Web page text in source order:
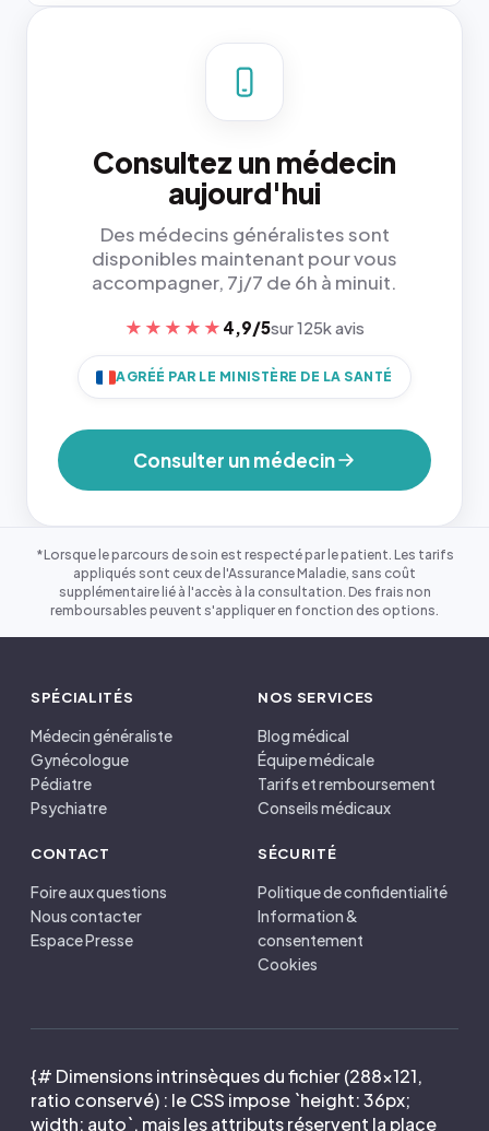
Consultez un médecin
aujourd'hui
Des médecins généralistes sont
disponibles maintenant pour vous
accompagner, 7j/7 de 6h à minuit.
★★★★★ 4,9/5sur 125k avis
AGRÉÉ PAR LE MINISTÈRE DE LA SANTÉ
Consulter un médecin
*Lorsque le parcours de soin est respecté par le patient. Les tarifs
appliqués sont ceux de l'Assurance Maladie, sans coût
supplémentaire lié à l'accès à la consultation. Des frais non
remboursables peuvent s'appliquer en fonction des options.
SPÉCIALITÉS
Médecin généraliste
Gynécologue
Pédiatre
Psychiatre
NOS SERVICES
Blog médical
Équipe médicale
Tarifs et remboursement
Conseils médicaux
CONTACT
Foire aux questions
Nous contacter
Espace Presse
SÉCURITÉ
Politique de confidentialité
Information &
consentement
Cookies
{# Dimensions intrinsèques du fichier (288×121,
ratio conservé) : le CSS impose `height: 36px;
width: auto`, mais les attributs réservent la place